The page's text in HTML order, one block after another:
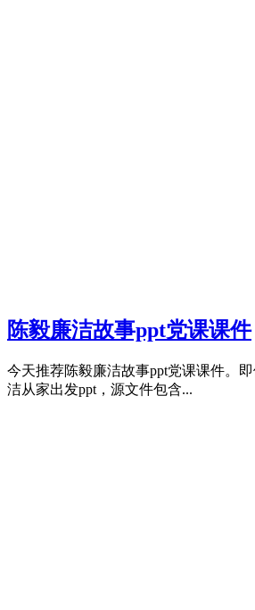
陈毅廉洁故事ppt党课课件
今天推荐陈毅廉洁故事ppt党课课件。
洁从家出发ppt，源文件包含...